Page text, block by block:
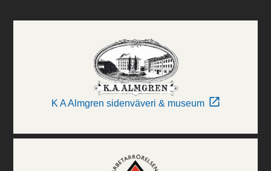
K A Almgren sidenväveri & museum